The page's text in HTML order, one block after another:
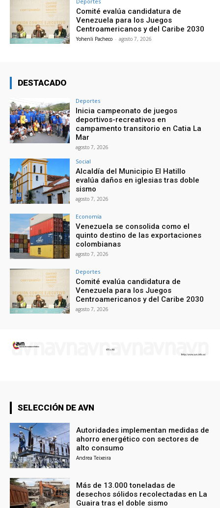
Comité evalúa candidatura de
Venezuela para los Juegos
Centroamericanos y del Caribe 2030
Yohenli Pacheco - agosto 7, 2026
DESTACADO
Deportes
Inicia campeonato de juegos
deportivos-recreativos en
campamento transitorio en Catia La
Mar
agosto 7, 2026
Social
Alcaldía del Municipio El Hatillo
evalúa daños en iglesias tras doble
sismo
agosto 7, 2026
Economía
Venezuela se consolida como el
quinto destino de las exportaciones
colombianas
agosto 7, 2026
Deportes
Comité evalúa candidatura de
Venezuela para los Juegos
Centroamericanos y del Caribe 2030
agosto 7, 2026
SELECCIÓN DE AVN
Autoridades implementan medidas de
ahorro energético con sectores de
alto consumo
Andrea Teixeira
Más de 13.000 toneladas de
desechos sólidos recolectadas en La
Guaira tras el doble sismo